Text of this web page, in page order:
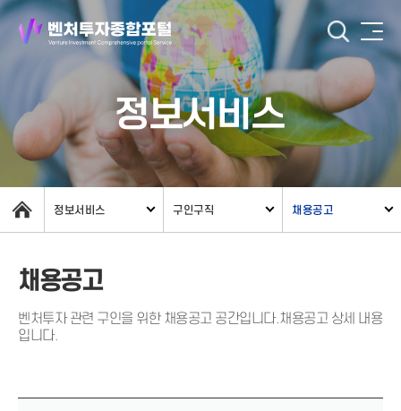
정보서비스
정보서비스 구인구직 채용공고
채용공고
벤처투자 관련 구인을 위한 채용공고 공간입니다.채용공고 상세 내용
입니다.